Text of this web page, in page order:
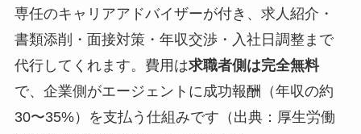
専任のキャリアアドバイザーが付き、求人紹介・
書類添削・面接対策・年収交渉・入社日調整まで
代行してくれます。費用は求職者側は完全無料
で、企業側がエージェントに成功報酬（年収の約
30〜35%）を支払う仕組みです（出典：厚生労働